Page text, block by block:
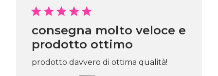
consegna molto veloce e
prodotto ottimo
prodotto davvero di ottima qualità!